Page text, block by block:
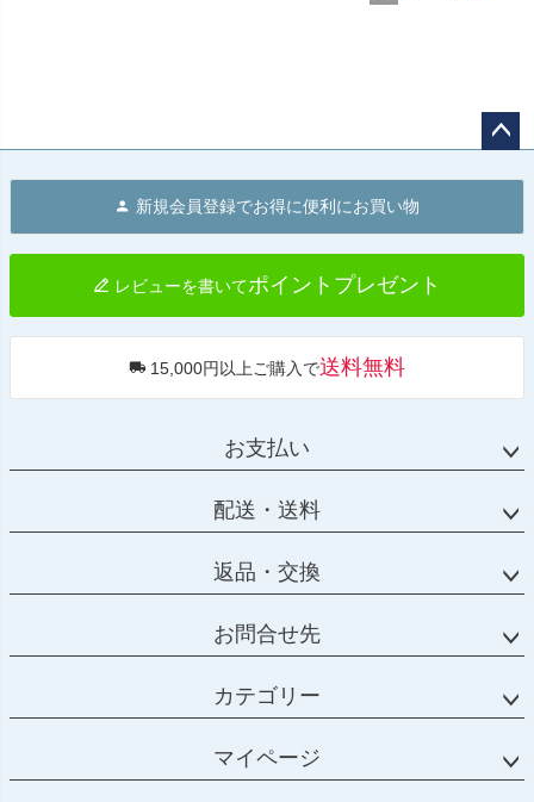
へ
新規会員登録でお得に便利にお買い物
レビューを書いてポイントプレゼント
15,000円以上ご購入で送料無料
お支払い
配送・送料
返品・交換
お問合せ先
カテゴリー
マイページ